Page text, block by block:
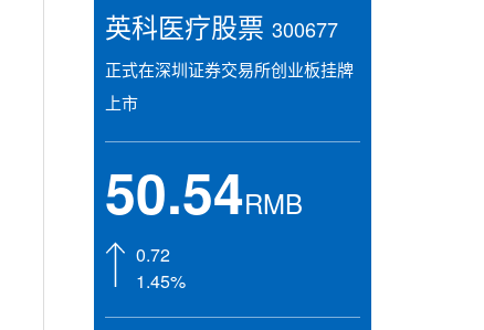
英科医疗股票300677
正式在深圳证券交易所创业板挂牌
上市
50.54RMB
0.72
1.45%